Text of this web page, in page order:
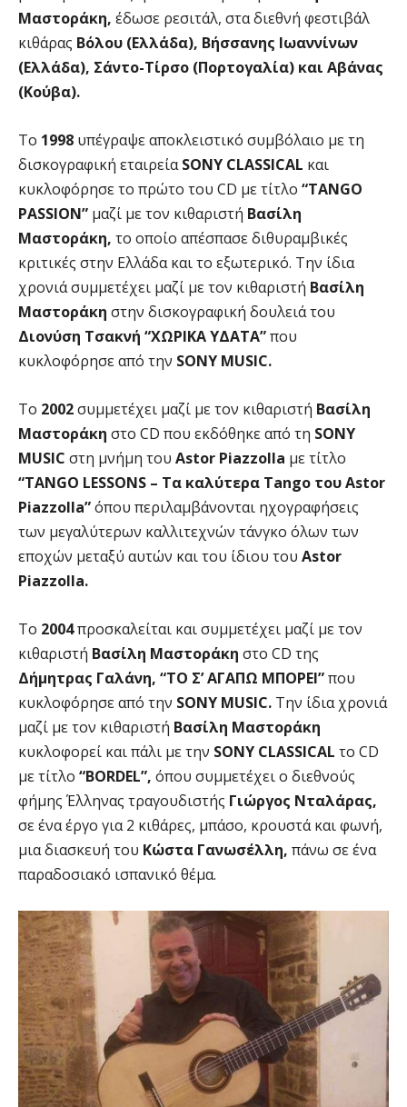
Μαστοράκη, έδωσε ρεσιτάλ, στα διεθνή φεστιβάλ
κιθάρας Βόλου (Ελλάδα), Βήσσανης Ιωαννίνων
(Ελλάδα), Σάντο-Τίρσο (Πορτογαλία) και Αβάνας
(Κούβα).
Το 1998 υπέγραψε αποκλειστικό συμβόλαιο με τη
δισκογραφική εταιρείαSONY CLASSICAL και
κυκλοφόρησε το πρώτο του CD με τίτλο “TANGO
PASSION” μαζί με τον κιθαριστή Βασίλη
Μαστοράκη, το οποίο απέσπασε διθυραμβικές
κριτικές στην Ελλάδα και το εξωτερικό. Την ίδια
χρονιά συμμετέχει μαζί με τον κιθαριστή Βασίλη
Μαστοράκη στην δισκογραφική δουλειά του
Διονύση Τσακνή “ΧΩΡΙΚΑ ΥΔΑΤΑ”που
κυκλοφόρησε από την SONY MUSIC.
Το 2002συμμετέχει μαζί με τον κιθαριστή Βασίλη
Μαστοράκη στο CD που εκδόθηκε από τη SONY
MUSIC στη μνήμη του Astor Piazzolla με τίτλο
“TANGO LESSONS – Τα καλύτερα Tango του Astor
Piazzolla”όπου περιλαμβάνονται ηχογραφήσεις
των μεγαλύτερων καλλιτεχνών τάνγκο όλων των
εποχών μεταξύ αυτών και του ίδιου του Astor
Piazzolla.
Το 2004προσκαλείται και συμμετέχει μαζί με τον
κιθαριστή Βασίλη Μαστοράκη στο CD της
Δήμητρας Γαλάνη, “ΤΟ Σ’ ΑΓΑΠΩ ΜΠΟΡΕΙ”που
κυκλοφόρησε από την SONY MUSIC. Την ίδια χρονιά
μαζί με τον κιθαριστή Βασίλη Μαστοράκη
κυκλοφορεί και πάλι με την SONY CLASSICAL το CD
με τίτλο “BORDEL”, όπου συμμετέχει ο διεθνούς
φήμης Έλληνας τραγουδιστής Γιώργος Νταλάρας,
σε ένα έργο για 2 κιθάρες, μπάσο, κρουστά και φωνή,
μια διασκευή του Κώστα Γανωσέλλη, πάνω σε ένα
παραδοσιακό ισπανικό θέμα.